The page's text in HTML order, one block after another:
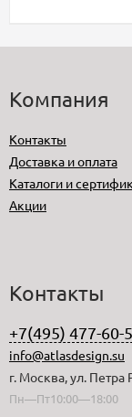
Компания
Контакты
Доставка и оплата
Каталоги и
Акции
Контакты
+7(495) 477-60-
info@atlasdesign.su
г. Москва, ул. Петра
Пн—Пт10:00—18:00